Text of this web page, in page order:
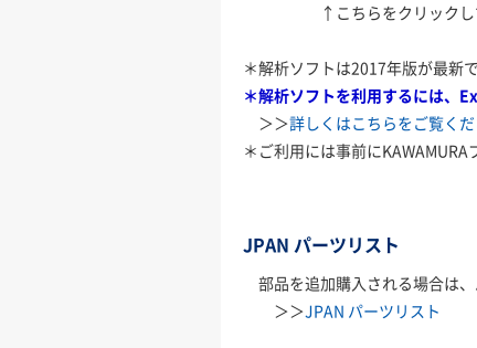
↑こちらをクリックしてダ
＊解析ソフトは2017年版が最新で
＊解析ソフトを利用するには、
＞＞詳しくはこちらをご覧く
＊ご利用には事前にKAWAMURA
JPAN パーツリスト
部品を追加購入される場合は
＞＞JPAN パーツリスト